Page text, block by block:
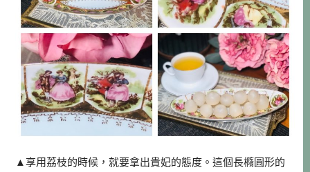
▲享用荔枝的時候，就要拿出貴妃的態度。這個長橢圓形的